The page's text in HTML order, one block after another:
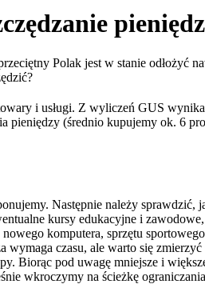
Polak jest w stanie odłożyć
i usługi. Z wyliczeń GUS
pieniędzy (średnio kupujemy ok. 6
Następnie należy sprawdzić,
kursy edukacyjne i
komputera, sprzętu
wymaga czasu, ale warto się
Biorąc pod uwagę mniejsze i
wkroczymy na ścieżkę